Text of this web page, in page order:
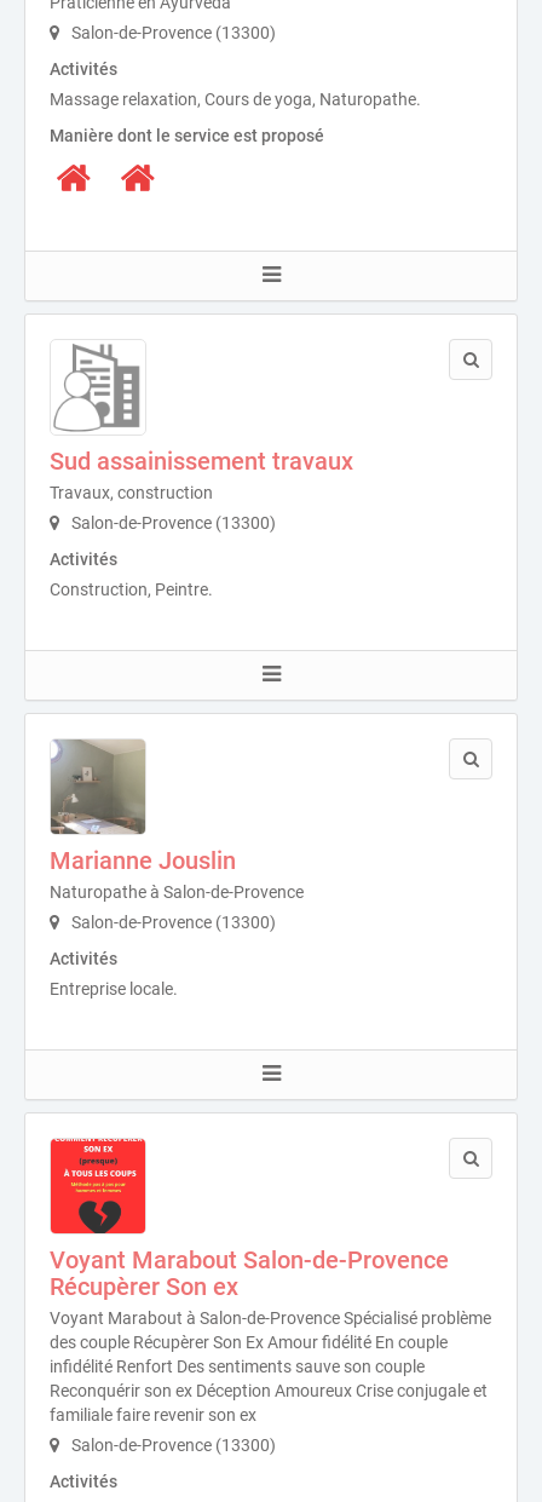
Salon-de-Provence (13300)
Activités
Massage relaxation, Cours de yoga, Naturopathe.
Manière dont le service est proposé
Sud assainissement travaux
Travaux, construction
Salon-de-Provence (13300)
Activités
Construction, Peintre.
Marianne Jouslin
Naturopathe à Salon-de-Provence
Salon-de-Provence (13300)
Activités
Entreprise locale.
Voyant Marabout Salon-de-Provence
Récupèrer Son ex
Voyant Marabout à Salon-de-Provence Spécialisé problème
des couple Récupèrer Son Ex Amour fidélité En couple
infidélité Renfort Des sentiments sauve son couple
Reconquérir son ex Déception Amoureux Crise conjugale et
familiale faire revenir son ex
Salon-de-Provence (13300)
Activités